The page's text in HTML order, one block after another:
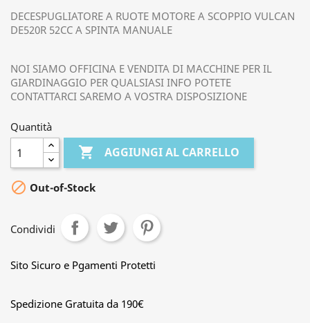
DECESPUGLIATORE A RUOTE MOTORE A SCOPPIO VULCAN
DE520R 52CC A SPINTA MANUALE
NOI SIAMO OFFICINA E VENDITA DI MACCHINE PER IL
GIARDINAGGIO PER QUALSIASI INFO POTETE
CONTATTARCI SAREMO A VOSTRA DISPOSIZIONE
Quantità
 AGGIUNGI AL CARRELLO
 Out-of-Stock
Condividi
Sito Sicuro e Pgamenti Protetti
Spedizione Gratuita da 190€